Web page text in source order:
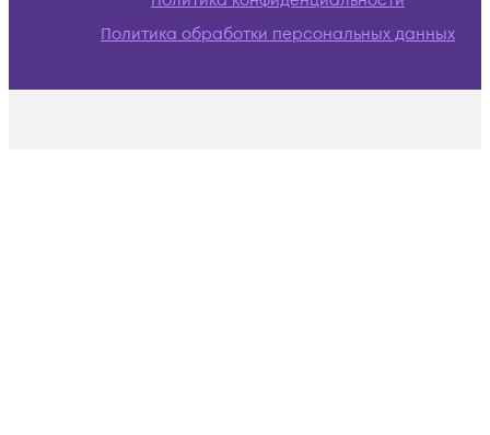
Политика обработки персональных данных